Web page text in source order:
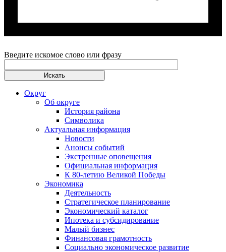
Введите искомое слово или фразу
Округ
Об округе
История района
Символика
Актуальная информация
Новости
Анонсы событий
Экстренные оповещения
Официальная информация
К 80-летию Великой Победы
Экономика
Деятельность
Стратегическое планирование
Экономический каталог
Ипотека и субсидирование
Малый бизнес
Финансовая грамотность
Социально экономическое развитие